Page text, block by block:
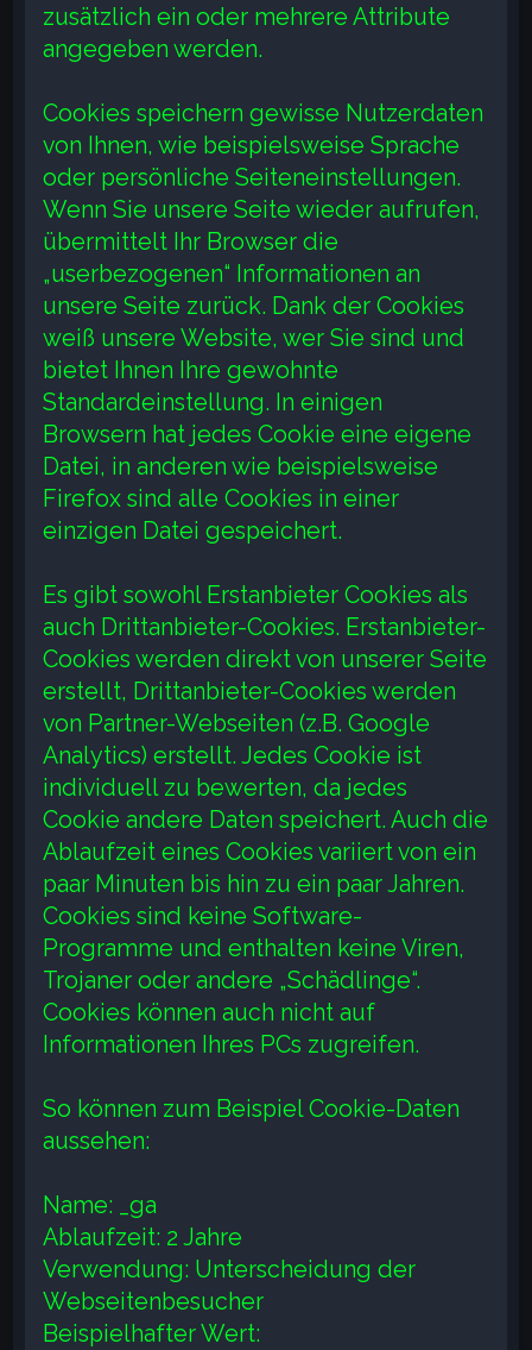
zusätzlich ein oder mehrere Attribute
angegeben werden.
Cookies speichern gewisse Nutzerdaten
von Ihnen, wie beispielsweise Sprache
oder persönliche Seiteneinstellungen.
Wenn Sie unsere Seite wieder aufrufen,
übermittelt Ihr Browser die
„userbezogenen“ Informationen an
unsere Seite zurück. Dank der Cookies
weiß unsere Website, wer Sie sind und
bietet Ihnen Ihre gewohnte
Standardeinstellung. In einigen
Browsern hat jedes Cookie eine eigene
Datei, in anderen wie beispielsweise
Firefox sind alle Cookies in einer
einzigen Datei gespeichert.
Es gibt sowohl Erstanbieter Cookies als
auch Drittanbieter-Cookies. Erstanbieter-
Cookies werden direkt von unserer Seite
erstellt, Drittanbieter-Cookies werden
von Partner-Webseiten (z.B. Google
Analytics) erstellt. Jedes Cookie ist
individuell zu bewerten, da jedes
Cookie andere Daten speichert. Auch die
Ablaufzeit eines Cookies variiert von ein
paar Minuten bis hin zu ein paar Jahren.
Cookies sind keine Software-
Programme und enthalten keine Viren,
Trojaner oder andere „Schädlinge“.
Cookies können auch nicht auf
Informationen Ihres PCs zugreifen.
So können zum Beispiel Cookie-Daten
aussehen:
Name: _ga
Ablaufzeit: 2 Jahre
Verwendung: Unterscheidung der
Webseitenbesucher
Beispielhafter Wert: